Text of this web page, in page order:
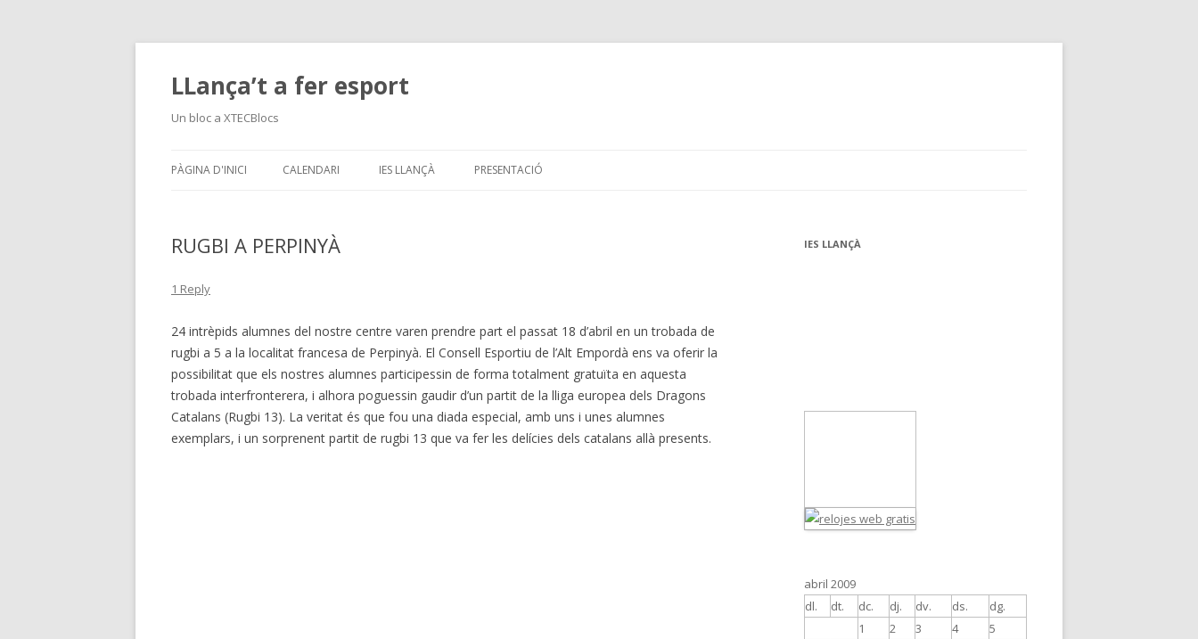
LLança’t a fer esport
Un bloc a XTECBlocs
PÀGINA D'INICI CALENDARI IES LLANÇÀ PRESENTACIÓ
RUGBI A PERPINYÀ
1 Reply
24 intrèpids alumnes del nostre centre varen prendre part el passat 18 d’abril en un trobada de
rugbi a 5 a la localitat francesa de Perpinyà. El Consell Esportiu de l’Alt Empordà ens va oferir la
possibilitat que els nostres alumnes participessin de forma totalment gratuïta en aquesta
trobada interfronterera, i alhora poguessin gaudir d’un partit de la lliga europea dels Dragons
Catalans (Rugbi 13). La veritat és que fou una diada especial, amb uns i unes alumnes
exemplars, i un sorprenent partit de rugbi 13 que va fer les delícies dels catalans allà presents.
IES LLANÇÀ
abril 2009
dl.
dt. dc. dj. dv. ds. dg.
1 2 3 4
5